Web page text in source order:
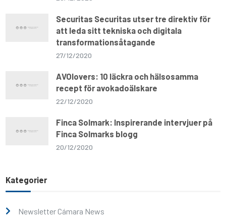
Securitas Securitas utser tre direktiv för
att leda sitt tekniska och digitala
transformationsåtagande
27/12/2020
AVOlovers: 10 läckra och hälsosamma
recept för avokadoälskare
22/12/2020
Finca Solmark: Inspirerande intervjuer på
Finca Solmarks blogg
20/12/2020
Kategorier
Newsletter Cámara News